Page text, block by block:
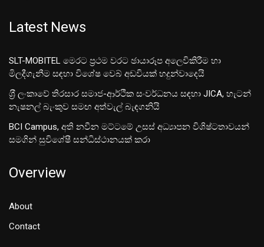
Latest News
SLT-MOBITEL මෙරට ප්‍රථම වරට ඡායාරූප අලෙවිකිරීම හා
මිලදීගැනීම සඳහා විශේෂ වෙබ් අඩවියක් හදුන්වාදෙයි
ශ‍්‍රී ලංකාවේ තිරසාර සමාජ-ආර්ථික සංවර්ධනය සඳහා JICA, හැටන්
නැෂනල් බැංකුව සමඟ අත්වැල් බැඳගනියි
BCI Campus, අති නවීන මට්ටමේ උසස් අධ්‍යාපන විශිෂ්ටතාවයන්
සමගින් සුවිශේෂී සන්ධිස්ථානයක් කරා
Overview
About
Contact